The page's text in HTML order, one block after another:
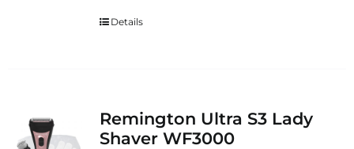
Details
Remington Ultra S3 Lady
Shaver WF3000